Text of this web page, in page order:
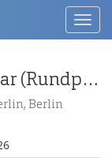
Fragment vom Pergamonaltar (Rundplastik oder Relief); Berlin:Relief / Statue (?), Gewandstück
Berlin